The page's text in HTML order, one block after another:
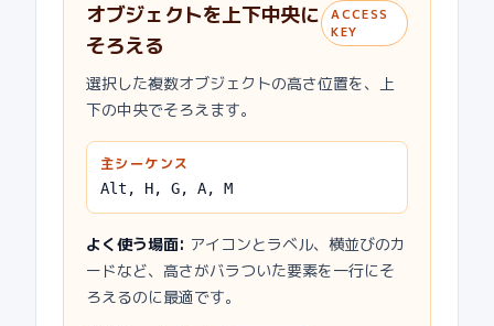
オブジェクトを上下中央に
そろえる
ACCESS
KEY
選択した複数オブジェクトの高さ位置を、上
下の中央でそろえます。
主シーケンス
Alt, H, G, A, M
よく使う場面: アイコンとラベル、横並びのカ
ードなど、高さがバラついた要素を一行にそ
ろえるのに最適です。